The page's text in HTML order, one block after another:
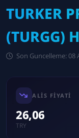
TURKER
(TURGG)
Son Guncelleme: 08
ALIS FIYATI
26,06
TRY